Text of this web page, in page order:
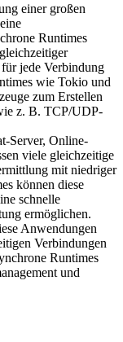
einer großen
Runtimes
jede Verbindung
wie Tokio und
zum Erstellen
z. B. TCP/UDP-
Server, Online-
viele gleichzeitige
mit niedriger
können diese
schnelle
ermöglichen.
Anwendungen
Verbindungen
Runtimes
und